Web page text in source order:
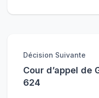
Décision Suivante
Cour d’appel de
624